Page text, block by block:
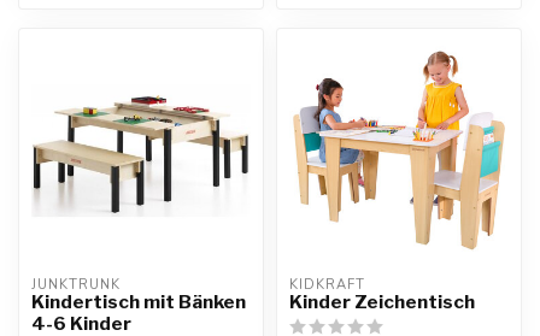
JUNKTRUNK
Kindertisch mit Bänken
4-6 Kinder
KIDKRAFT
Kinder Zeichentisch